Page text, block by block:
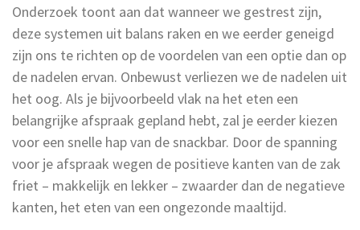
Onderzoek toont aan dat wanneer we gestrest zijn,
deze systemen uit balans raken en we eerder geneigd
zijn ons te richten op de voordelen van een optie dan op
de nadelen ervan. Onbewust verliezen we de nadelen uit
het oog. Als je bijvoorbeeld vlak na het eten een
belangrijke afspraak gepland hebt, zal je eerder kiezen
voor een snelle hap van de snackbar. Door de spanning
voor je afspraak wegen de positieve kanten van de zak
friet – makkelijk en lekker – zwaarder dan de negatieve
kanten, het eten van een ongezonde maaltijd.